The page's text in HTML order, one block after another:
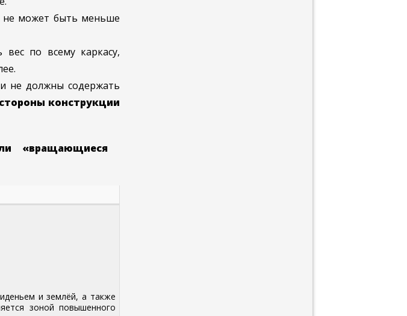
не может быть меньше
по всему каркасу,
не должны содержать
конструкции
«вращающиеся
и землёй, а также
зоной повышенного